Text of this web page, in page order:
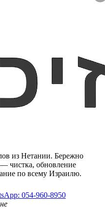
из Нетании. Бережно
чистка, обновление
по всему Израилю.
054-960-8950